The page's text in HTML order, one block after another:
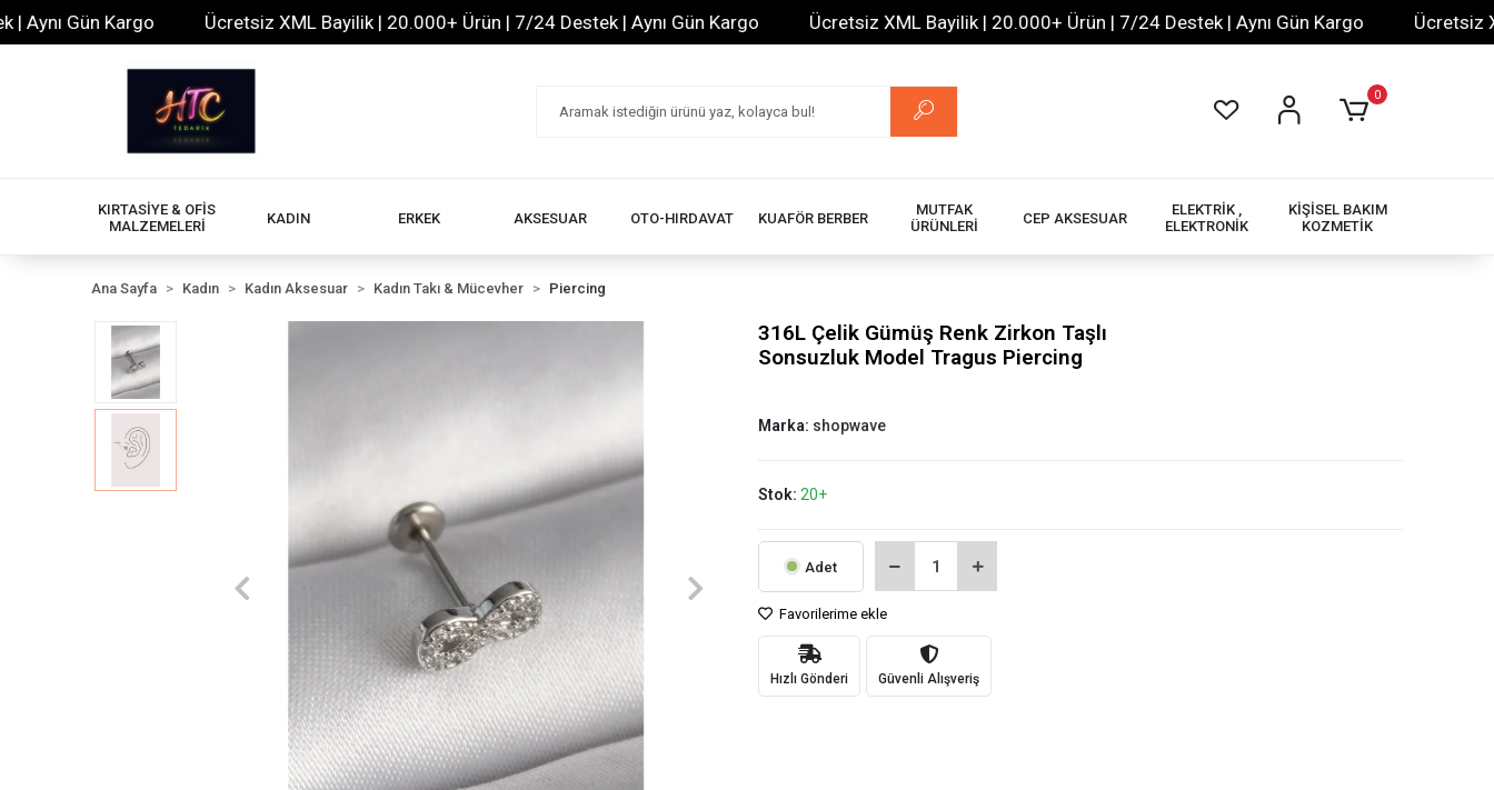
Gün Kargo Ücretsiz XML Bayilik | 20.000+ Ürün | 7/24 Destek | Aynı Gün Kargo Ücretsiz XML Bayilik | 20.000+ Ürün | 7/24 Destek | Aynı Gün Kargo Ücretsiz XML
0
KIRTASİYE & OFİS
MALZEMELERİ
KADIN ERKEK AKSESUAR OTO-HIRDAVAT KUAFÖR BERBER
MUTFAK
ÜRÜNLERİ
CEP AKSESUAR
ELEKTRİK ,
ELEKTRONİK
KİŞİSEL BAKIM
KOZMETİK
Ana Sayfa Kadın Kadın Aksesuar Kadın Takı & Mücevher Piercing
316L Çelik Gümüş Renk Zirkon Taşlı
Sonsuzluk Model Tragus Piercing
Marka: shopwave
Stok: 20+
Adet
Favorilerime ekle
Hızlı Gönderi Güvenli Alışveriş